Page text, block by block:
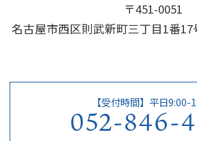
〒451-0051
名古屋市西区則武新町三丁目1番
【受付時間】平日9:00-
052-846-